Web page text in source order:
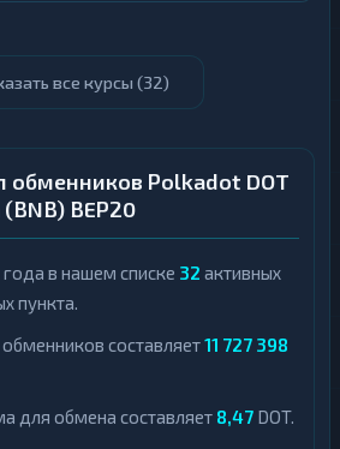
все курсы (32)
обменников Polkadot DOT
BEP20
года в нашем списке 32 активных
пункта.
составляет11 727 398
для обмена составляет 8,47 DOT.